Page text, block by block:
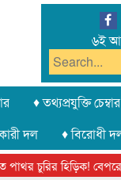
৬ই
♦ তথ্যপ্রযুক্তি চেম্বার
দল ♦ বিরোধী
চুরির হিড়িক!